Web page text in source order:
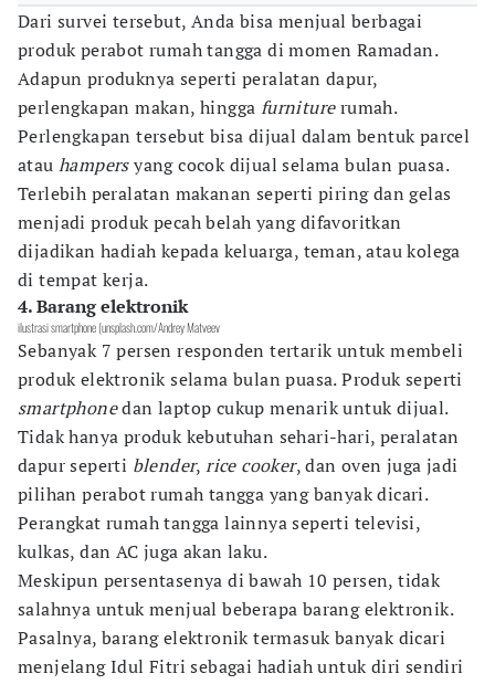
Dari survei tersebut, Anda bisa menjual berbagai
produk perabot rumah tangga di momen Ramadan.
Adapun produknya seperti peralatan dapur,
perlengkapan makan, hingga furniturerumah.
Perlengkapan tersebut bisa dijual dalam bentuk parcel
atau hampersyang cocok dijual selama bulan puasa.
Terlebih peralatan makanan seperti piring dan gelas
menjadi produk pecah belah yang difavoritkan
dijadikan hadiah kepada keluarga, teman, atau kolega
di tempat kerja.
4. Barang elektronik
ilustrasi smartphone (unsplash.com/Andrey Matveev
Sebanyak 7 persen responden tertarik untuk membeli
produk elektronik selama bulan puasa. Produk seperti
smartphonedan laptop cukup menarik untuk dijual.
Tidak hanya produk kebutuhan sehari-hari, peralatan
dapur seperti blender,rice cooker, dan oven juga jadi
pilihan perabot rumah tangga yang banyak dicari.
Perangkat rumah tangga lainnya seperti televisi,
kulkas, dan AC juga akan laku.
Meskipun persentasenya di bawah 10 persen, tidak
salahnya untuk menjual beberapa barang elektronik.
Pasalnya, barang elektronik termasuk banyak dicari
menjelang Idul Fitri sebagai hadiah untuk diri sendiri